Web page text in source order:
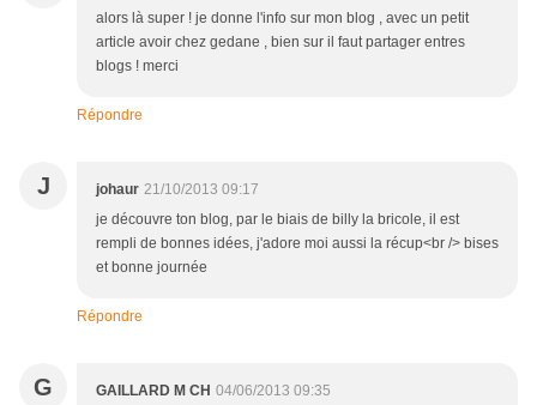
alors là super ! je donne l'info sur mon blog , avec un petit
article avoir chez gedane , bien sur il faut partager entres
blogs ! merci
Répondre
J johaur 21/10/2013 09:17
je découvre ton blog, par le biais de billy la bricole, il est
rempli de bonnes idées, j'adore moi aussi la récup<br /> bises
et bonne journée
Répondre
G GAILLARD M CH 04/06/2013 09:35